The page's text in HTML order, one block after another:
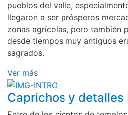
pueblos del valle,
llegaron a ser prósperos
zonas agrícolas, pero también
desde tiempos muy antiguos
sagrados.
Ver más
Caprichos y detalles